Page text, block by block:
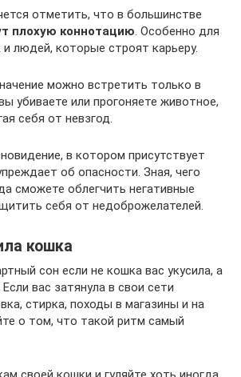
отметить, что в большинстве
плохую коннотацию. Особенно для
людей, которые строят карьеру.
можно встретить только в
убиваете или прогоняете животное,
себя от невзгод.
в котором присутствует
об опасности. Зная, чего
сможете облегчить негативные
себя от недоброжелателей.
кошка
сон если не кошка вас укусила, а
вас затянула в свои сети
стирка, походы в магазины и на
о том, что такой ритм самый